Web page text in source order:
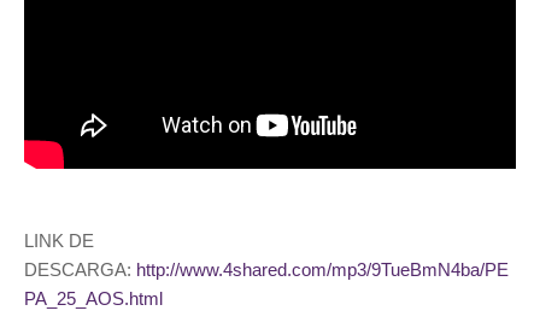
LINK DE
DESCARGA: http://www.4shared.com/mp3/9TueBmN4ba/PE
PA_25_AOS.html